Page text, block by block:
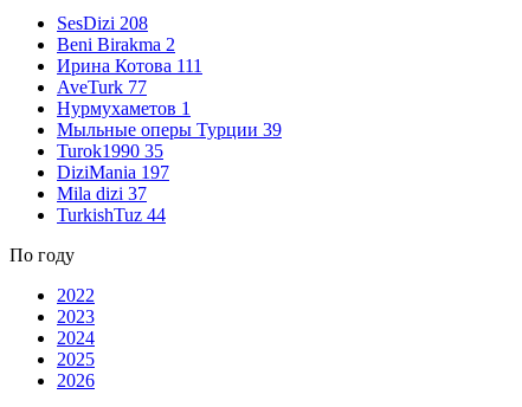
SesDizi 208
Beni Birakma 2
Ирина Котова 111
AveTurk 77
Нурмухаметов 1
Мыльные оперы Турции 39
Turok1990 35
DiziMania 197
Mila dizi 37
TurkishTuz 44
По году
2022
2023
2024
2025
2026